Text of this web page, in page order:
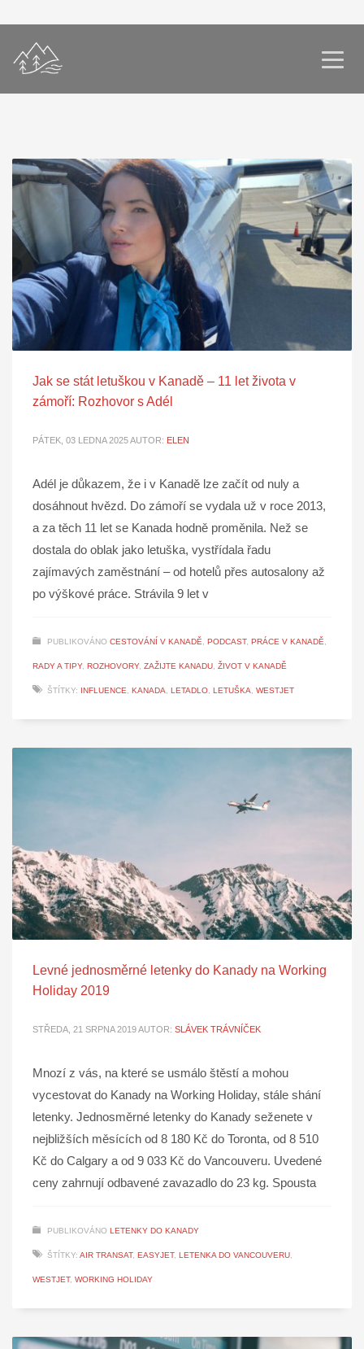
Jak se stát letuškou v Kanadě – 11 let života v
zámoří: Rozhovor s Adél
PÁTEK, 03 LEDNA 2025AUTOR: ELEN
Adél je důkazem, že i v Kanadě lze začít od nuly a
dosáhnout hvězd. Do zámoří se vydala už v roce 2013,
a za těch 11 let se Kanada hodně proměnila. Než se
dostala do oblak jako letuška, vystřídala řadu
zajímavých zaměstnání – od hotelů přes autosalony až
po výškové práce. Strávila 9 let v
PUBLIKOVÁNO CESTOVÁNÍ V KANADĚ, PODCAST, PRÁCE V KANADĚ,
RADY A TIPY, ROZHOVORY, ZAŽIJTE KANADU, ŽIVOT V KANADĚ
ŠTÍTKY: INFLUENCE, KANADA, LETADLO, LETUŠKA, WESTJET
Levné jednosměrné letenky do Kanady na Working
Holiday 2019
STŘEDA, 21 SRPNA 2019AUTOR: SLÁVEK TRÁVNÍČEK
Mnozí z vás, na které se usmálo štěstí a mohou
vycestovat do Kanady na Working Holiday, stále shání
letenky. Jednosměrné letenky do Kanady seženete v
nejbližších měsících od 8 180 Kč do Toronta, od 8 510
Kč do Calgary a od 9 033 Kč do Vancouveru. Uvedené
ceny zahrnují odbavené zavazadlo do 23 kg. Spousta
PUBLIKOVÁNO LETENKY DO KANADY
ŠTÍTKY: AIR TRANSAT, EASYJET, LETENKA DO VANCOUVERU,
WESTJET, WORKING HOLIDAY